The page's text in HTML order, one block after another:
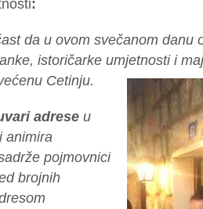
:
da u ovom svečanom danu
istoričarke umjetnosti i
Cetinju.
adreseu
animira
pojmovnici
brojnih